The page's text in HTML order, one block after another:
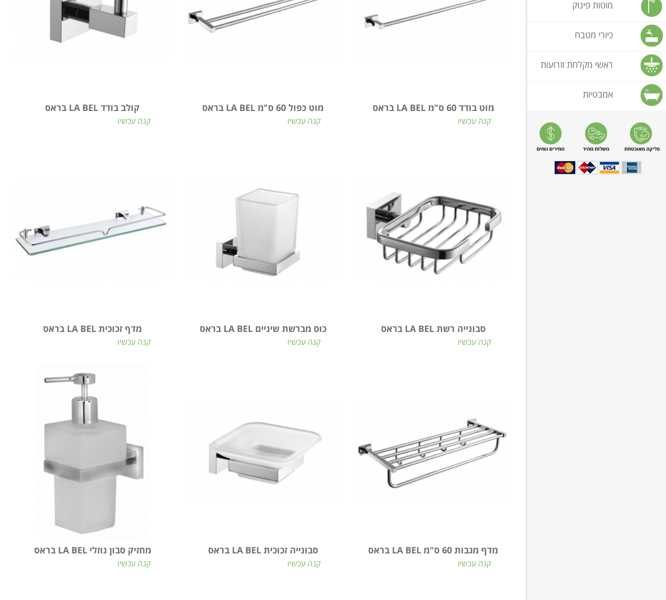
מוטות פינוק
כיורי מטבח
ראשי מקלחת וזרועות
אמבטיות
מוט בודד 60 ס"מ LA BEL בראס
קנה עכשיו
מוט כפול 60 ס"מ LA BEL בראס
קנה עכשיו
קולב בודד LA BEL בראס
קנה עכשיו
סבונייה רשת LA BEL בראס
קנה עכשיו
כוס מברשת שיניים LA BEL בראס
קנה עכשיו
מדף זכוכית LA BEL בראס
קנה עכשיו
מדף מגבות 60 ס"מ LA BEL בראס
קנה עכשיו
סבונייה זכוכית LA BEL בראס
קנה עכשיו
מחזיק סבון נוזלי LA BEL בראס
קנה עכשיו